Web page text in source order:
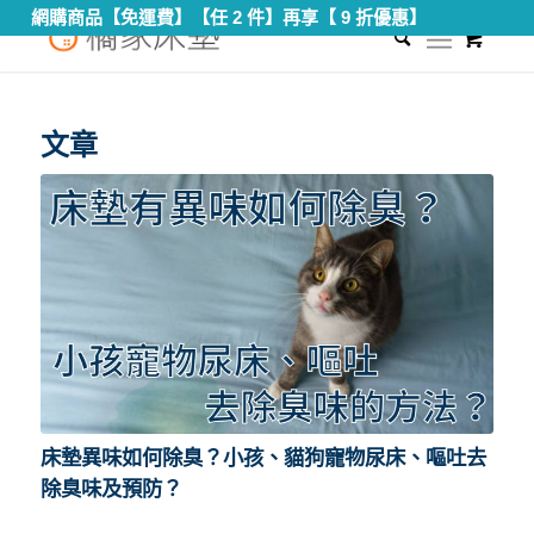
網購商品【免運費】【任 2 件】再享【 9 折優惠】
您現在的位置： 首頁 /尿床保潔墊
文章
床墊異味如何除臭？小孩、貓狗寵物尿床、嘔吐去
除臭味及預防？